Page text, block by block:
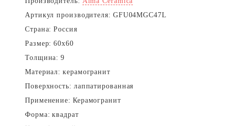
Артикул производителя: GFU04MGC47L
Страна: Россия
Размер: 60x60
Толщина: 9
Материал: керамогранит
Поверхность: лаппатированная
Применение: Керамогранит
Форма: квадрат